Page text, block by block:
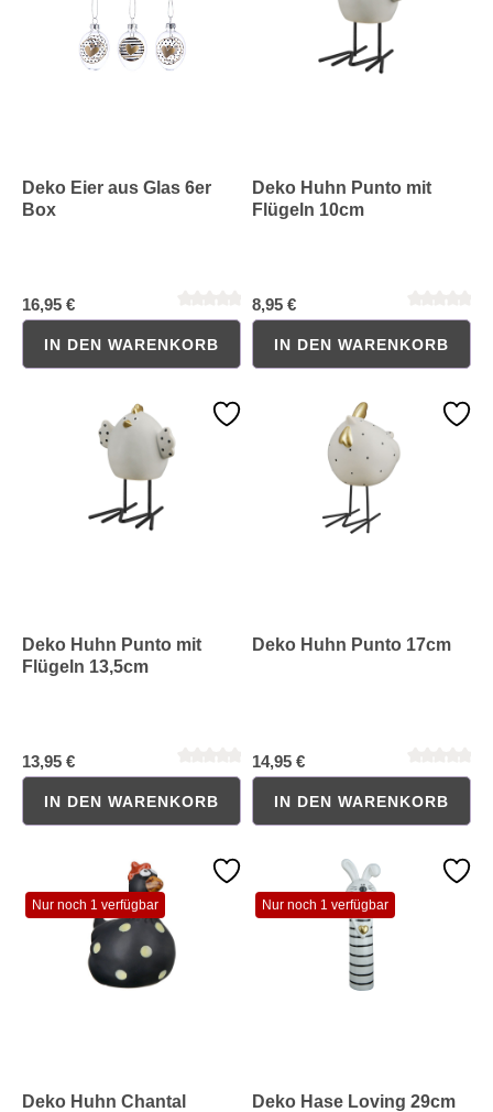
Deko Eier aus Glas 6er
Box
16,95 €
IN DEN WARENKORB
Deko Huhn Punto mit
Flügeln 10cm
8,95 €
IN DEN WARENKORB
Deko Huhn Punto mit
Flügeln 13,5cm
13,95 €
IN DEN WARENKORB
Deko Huhn Punto 17cm
14,95 €
IN DEN WARENKORB
Nur noch 1 verfügbar
Deko Huhn Chantal
Nur noch 1 verfügbar
Deko Hase Loving 29cm